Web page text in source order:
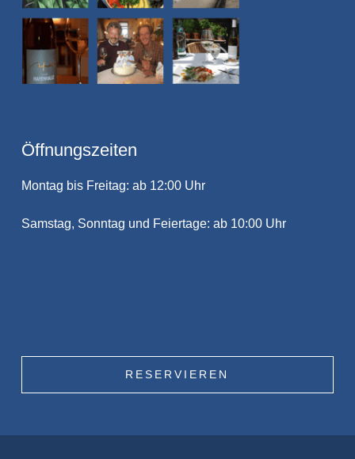
Öffnungszeiten
Montag bis Freitag: ab 12:00 Uhr
Samstag, Sonntag und Feiertage: ab 10:00 Uhr
RESERVIEREN